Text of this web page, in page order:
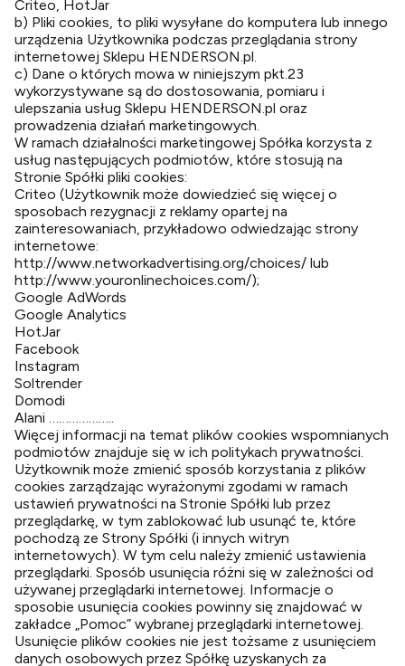
Criteo, HotJar
b) Pliki cookies, to pliki wysyłane do komputera lub innego
urządzenia Użytkownika podczas przeglądania strony
internetowej Sklepu HENDERSON.pl.
c) Dane o których mowa w niniejszym pkt.23
wykorzystywane są do dostosowania, pomiaru i
ulepszania usług Sklepu HENDERSON.pl oraz
prowadzenia działań marketingowych.
W ramach działalności marketingowej Spółka korzysta z
usług następujących podmiotów, które stosują na
Stronie Spółki pliki cookies:
Criteo (Użytkownik może dowiedzieć się więcej o
sposobach rezygnacji z reklamy opartej na
zainteresowaniach, przykładowo odwiedzając strony
internetowe:
http://www.networkadvertising.org/choices/ lub
http://www.youronlinechoices.com/);
Google AdWords
Google Analytics
HotJar
Facebook
Instagram
Soltrender
Domodi
Alani ………………..
Więcej informacji na temat plików cookies wspomnianych
podmiotów znajduje się w ich politykach prywatności.
Użytkownik może zmienić sposób korzystania z plików
cookies zarządzając wyrażonymi zgodami w ramach
ustawień prywatności na Stronie Spółki lub przez
przeglądarkę, w tym zablokować lub usunąć te, które
pochodzą ze Strony Spółki (i innych witryn
internetowych). W tym celu należy zmienić ustawienia
przeglądarki. Sposób usunięcia różni się w zależności od
używanej przeglądarki internetowej. Informacje o
sposobie usunięcia cookies powinny się znajdować w
zakładce „Pomoc” wybranej przeglądarki internetowej.
Usunięcie plików cookies nie jest tożsame z usunięciem
danych osobowych przez Spółkę uzyskanych za